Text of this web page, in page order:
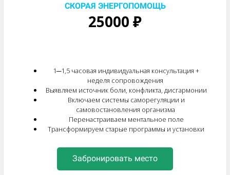
СКОРАЯ ЭНЕРГОПОМОЩЬ
25000 ₽
1─1,5 часовая индивидуальная консультация +
неделя сопровождения
Выявляем источник боли, конфликта, дисгармонии
Включаем системы саморегуляции и
самовостановления организма
Перенастраиваем ментальное поле
Трансформируем старые программы и установки
Забронировать место